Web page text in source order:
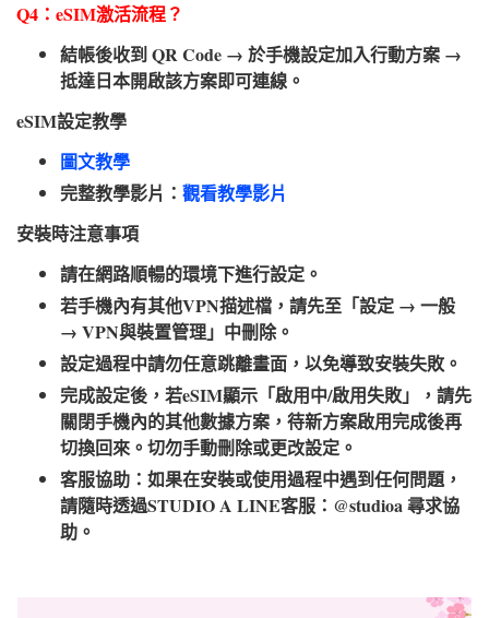
Q4：eSIM激活流程？​
結帳後收到 QR Code → 於手機設定加入行動方案 →
抵達日本開啟該方案即可連線。
eSIM設定教學​
圖文教學
完整教學影片： 觀看教學影片
安裝時注意事項​
請在網路順暢的環境下進行設定。
若手機內有其他VPN描述檔，請先至「設定 → 一般
→ VPN與裝置管理」中刪除。
設定過程中請勿任意跳離畫面，以免導致安裝失敗。
完成設定後，若eSIM顯示「啟用中/啟用失敗」，請先
關閉手機內的其他數據方案，待新方案啟用完成後再
切換回來。切勿手動刪除或更改設定。
客服協助：如果在安裝或使用過程中遇到任何問題，
請隨時透過STUDIO A LINE客服：@studioa 尋求協
助。